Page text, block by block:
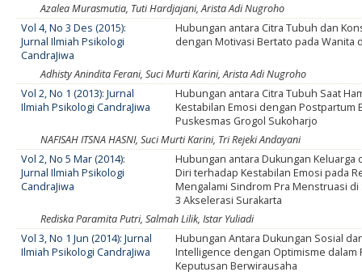
Azalea Murasmutia, Tuti Hardjajani, Arista Adi Nugroho
Vol 4, No 3 Des (2015):
Jurnal Ilmiah Psikologi
CandraJiwa
Hubungan antara Citra Tubuh dan
dengan Motivasi Bertato pada Wanita
Adhisty Anindita Ferani, Suci Murti Karini, Arista Adi Nugroho
Vol 2, No 1 (2013): Jurnal
Ilmiah Psikologi CandraJiwa
Hubungan antara Citra Tubuh Saat
Kestabilan Emosi dengan Postpartum
Puskesmas Grogol Sukoharjo
NAFISAH ITSNA HASNI, Suci Murti Karini, Tri Rejeki Andayani
Vol 2, No 5 Mar (2014):
Jurnal Ilmiah Psikologi
CandraJiwa
Hubungan antara Dukungan Keluarga
Diri terhadap Kestabilan Emosi pada
Mengalami Sindrom Pra Menstruasi di
3 Akselerasi Surakarta
Rediska Paramita Putri, Salmah Lilik, Istar Yuliadi
Vol 3, No 1 Jun (2014): Jurnal
Ilmiah Psikologi CandraJiwa
Hubungan Antara Dukungan Sosial
Intelligence dengan Optimisme dalam
Keputusan Berwirausaha